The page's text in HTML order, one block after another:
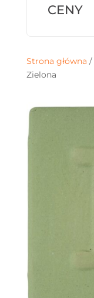
Strona główna /
Zielona